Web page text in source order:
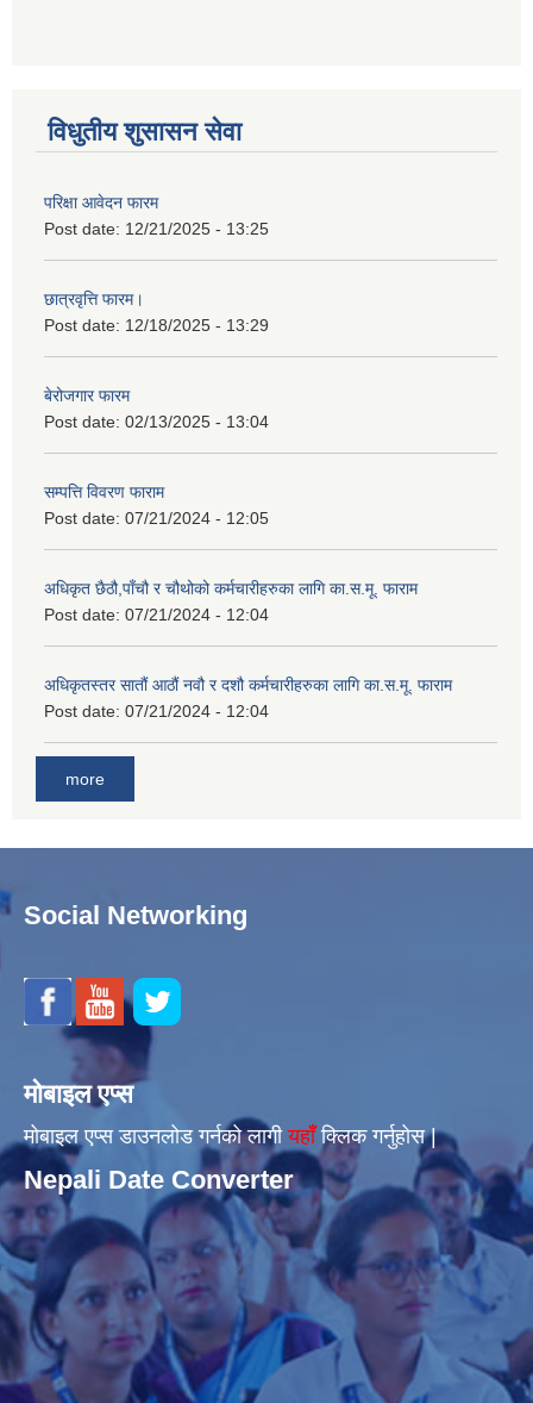
विधुतीय शुसासन सेवा
परिक्षा आवेदन फारम
Post date: 12/21/2025 - 13:25
छात्रवृत्ति फारम।
Post date: 12/18/2025 - 13:29
बेरोजगार फारम
Post date: 02/13/2025 - 13:04
सम्पत्ति विवरण फाराम
Post date: 07/21/2024 - 12:05
अधिकृत छैठौ,पाँचौ र चौथोको कर्मचारीहरुका लागि का.स.मू. फाराम
Post date: 07/21/2024 - 12:04
अधिकृतस्तर सातौं आठौं नवौ र दशौ कर्मचारीहरुका लागि का.स.मू. फाराम
Post date: 07/21/2024 - 12:04
more
Social Networking
मोबाइल एप्स
मोबाइल एप्स डाउनलोड गर्नको लागीयहाँँक्लिक गर्नुहोस |
Nepali Date Converter